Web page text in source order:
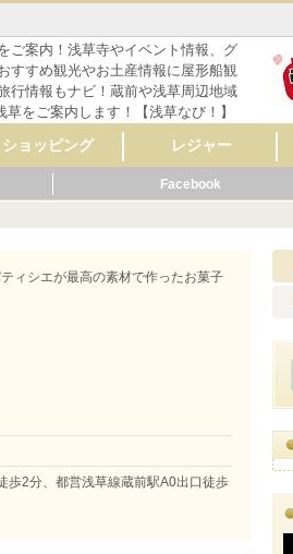
ご案内！浅草寺やイベント情報、グ
すすめ観光やお土産情報に屋形船観
行情報もナビ！蔵前や浅草周辺地域
をご案内します！【浅草なび！】
ショッピング レジャー
カラオケ
占い
バッティングセンタ
ー
映画館・劇場
ライブハウス
観光スポット
動物園
遊園地
健康ランド・温泉
ゲームセンター
その他
体験Facebook
ィシエが最高の素材で作ったお菓子
歩2分、都営浅草線蔵前駅A0出口徒歩